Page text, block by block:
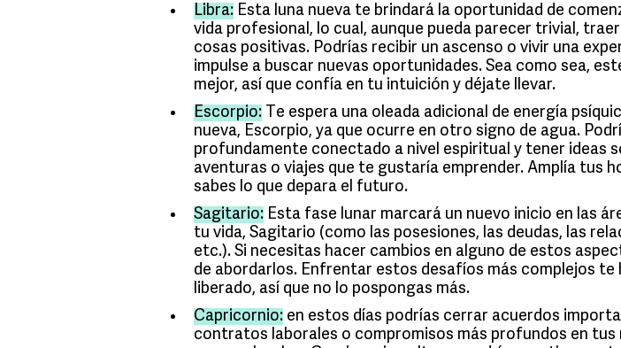
Libra: Esta luna nueva te brindará la oportunidad de
vida profesional, lo cual, aunque pueda parecer trivial,
cosas positivas. Podrías recibir un ascenso o vivir una
impulse a buscar nuevas oportunidades. Sea como sea,
mejor, así que confía en tu intuición y déjate llevar.
Escorpio: Te espera una oleada adicional de energía
nueva, Escorpio, ya que ocurre en otro signo de agua.
profundamente conectado a nivel espiritual y tener ideas
aventuras o viajes que te gustaría emprender. Amplía tus
sabes lo que depara el futuro.
Sagitario: Esta fase lunar marcará un nuevo inicio en las
tu vida, Sagitario (como las posesiones, las deudas, las
etc.). Si necesitas hacer cambios en alguno de estos
de abordarlos. Enfrentar estos desafíos más complejos te
liberado, así que no lo pospongas más.
Capricornio: en estos días podrías cerrar acuerdos
contratos laborales o compromisos más profundos en tus